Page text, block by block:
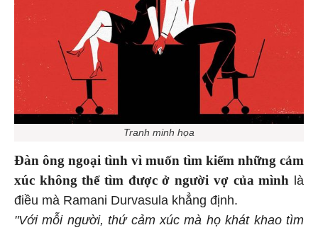
Tranh minh họa
Đàn ông ngoại tình vì muốn tìm kiếm những cảm
xúc không thể tìm được ở người vợ của mình là
điều mà Ramani Durvasula khẳng định.
"Với mỗi người, thứ cảm xúc mà họ khát khao tìm